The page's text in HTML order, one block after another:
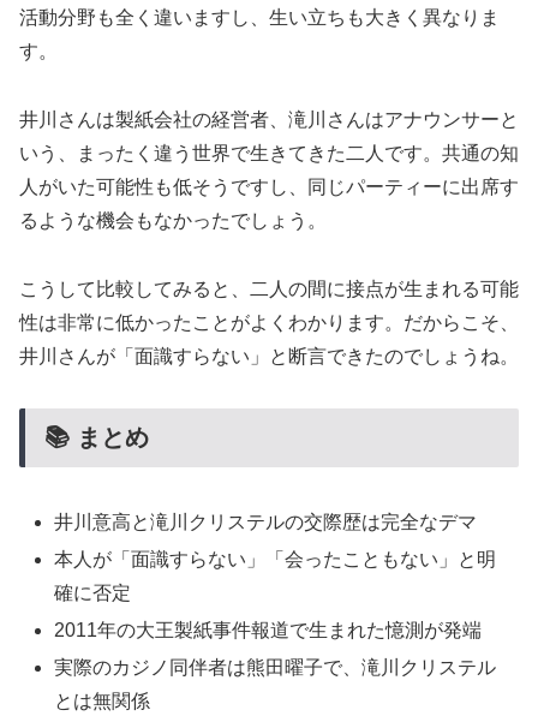
活動分野も全く違いますし、生い立ちも大きく異なりま
す。
井川さんは製紙会社の経営者、滝川さんはアナウンサーと
いう、まったく違う世界で生きてきた二人です。共通の知
人がいた可能性も低そうですし、同じパーティーに出席す
るような機会もなかったでしょう。
こうして比較してみると、二人の間に接点が生まれる可能
性は非常に低かったことがよくわかります。だからこそ、
井川さんが「面識すらない」と断言できたのでしょうね。
📚 まとめ
井川意高と滝川クリステルの交際歴は完全なデマ
本人が「面識すらない」「会ったこともない」と明
確に否定
2011年の大王製紙事件報道で生まれた憶測が発端
実際のカジノ同伴者は熊田曜子で、滝川クリステル
とは無関係